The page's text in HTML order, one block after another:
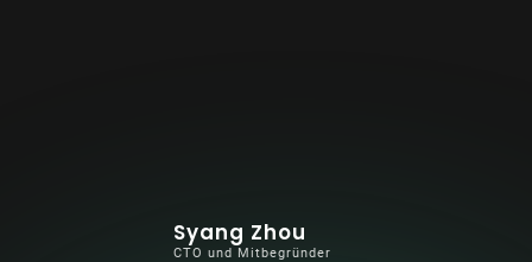
Syang Zhou
CTO und Mitbegründer